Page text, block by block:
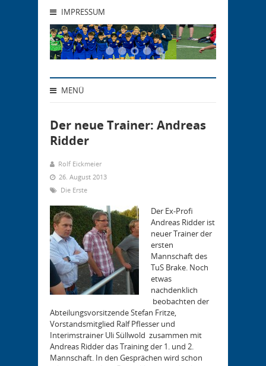
IMPRESSUM
MENÜ
Der neue Trainer: Andreas
Ridder
Rolf Eickmeier
26. August 2013
Die Erste
Der Ex-Profi
Andreas Ridder ist
neuer Trainer der
ersten
Mannschaft des
TuS Brake. Noch
etwas
nachdenklich
beobachten der
Abteilungsvorsitzende Stefan Fritze,
Vorstandsmitglied Ralf Pflesser und
Interimstrainer Uli Süllwold zusammen mit
Andreas Ridder das Training der 1. und 2.
Mannschaft. In den Gesprächen wird schon